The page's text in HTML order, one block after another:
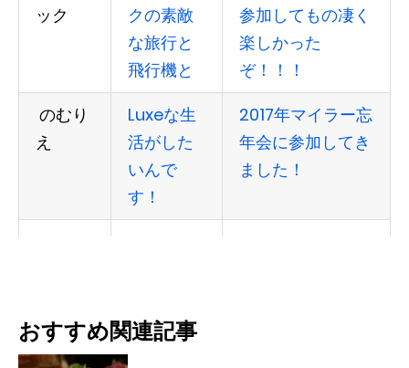
ック
クの素敵
な旅行と
飛行機と
参加してもの凄く
楽しかった
ぞ！！！
のむり
え
Luxeな生
活がした
いんで
す！
2017年マイラー忘
年会に参加してき
ました！
おすすめ関連記事